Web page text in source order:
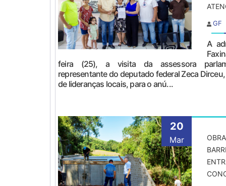
GF
A
feira (25), a visita da assessora
representante do deputado federal Zeca
de lideranças locais, para o anú...
20
Mar